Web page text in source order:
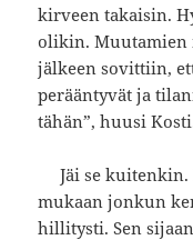
kirveen takaisin.
olikin.
jälkeen sovittiin,
perääntyvät ja
tähän”, huusi
Jäi se
mukaan jonkun
hillitysti. Sen